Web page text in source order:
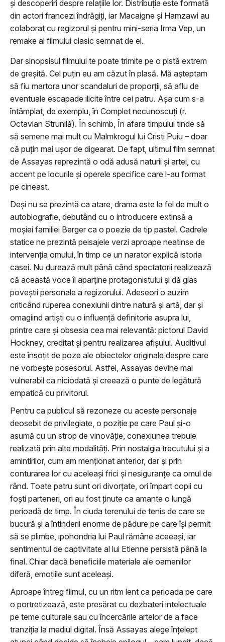
și descoperiri despre relațiile lor. Distribuția este formată
din actori francezi îndrăgiți, iar Macaigne și Hamzawi au
colaborat cu regizorul și pentru mini-seria Irma Vep, un
remake al filmului clasic semnat de el.
Dar sinopsisul filmului te poate trimite pe o pistă extrem
de greșită. Cel puțin eu am căzut în plasă. Mă așteptam
să fiu martora unor scandaluri de proporții, să aflu de
eventuale escapade ilicite între cei patru. Așa cum s-a
întâmplat, de exemplu, în Complet necunoscuți (r.
Octavian Strunilă). În schimb, În afara timpului tinde să
să semene mai mult cu Malmkrogul lui Cristi Puiu – doar
că puțin mai ușor de digearat. De fapt, ultimul film semnat
de Assayas reprezintă o odă adusă naturii și artei, cu
accent pe locurile și operele specifice care l-au format
pe cineast.
Deși nu se prezintă ca atare, drama este la fel de mult o
autobiografie, debutând cu o introducere extinsă a
moșiei familiei Berger ca o poezie de tip pastel. Cadrele
statice ne prezintă peisajele verzi aproape neatinse de
intervenția omului, în timp ce un narator explică istoria
casei. Nu durează mult până când spectatorii realizează
că această voce îi aparține protagonistului și dă glas
poveștii personale a regizorului. Adeseori o auzim
criticând ruperea conexiunii dintre natură și artă, dar și
omagiind artiști cu o influență definitorie asupra lui,
printre care și obsesia cea mai relevantă: pictorul David
Hockney, creditat și pentru realizarea afișului. Auditivul
este însoțit de poze ale obiectelor originale despre care
ne vorbește posesorul. Astfel, Assayas devine mai
vulnerabil ca niciodată și creează o punte de legătură
empatică cu privitorul.
Pentru ca publicul să rezoneze cu aceste personaje
deosebit de privilegiate, o poziție pe care Paul și-o
asumă cu un strop de vinovăție, conexiunea trebuie
realizată prin alte modalități. Prin nostalgia trecutului și a
amintirilor, cum am menționat anterior, dar și prin
conturarea lor cu aceleași frici și nesiguranțe ca omul de
rând. Toate patru sunt ori divorțate, ori împart copii cu
foști parteneri, ori au fost ținute ca amante o lungă
perioadă de timp. În ciuda terenului de tenis de care se
bucură și a întinderii enorme de pădure pe care își permit
să se plimbe, ipohondria lui Paul rămâne aceeași, iar
sentimentul de captivitate al lui Etienne persistă până la
final. Chiar dacă beneficiile materiale ale oamenilor
diferă, emoțiile sunt aceleași.
Aproape întreg filmul, cu un ritm lent ca perioada pe care
o portretizează, este presărat cu dezbateri intelectuale
pe teme culturale sau cu încercările artelor de a face
tranziția la mediul digital. Însă Assayas alege înțelept